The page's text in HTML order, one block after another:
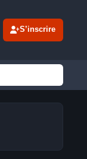
S’inscrire